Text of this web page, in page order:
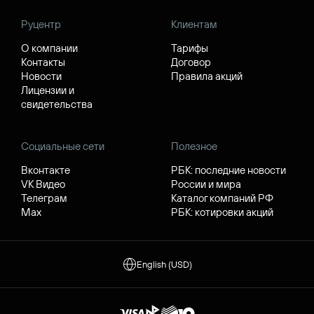
Руцентр
О компании
Контакты
Новости
Лицензии и
свидетельства
Клиентам
Тарифы
Договор
Правила акций
Социальные сети
Вконтакте
VK Видео
Телеграм
Max
Полезное
РБК: последние новости
России и мира
Каталог компаний РФ
РБК: котировки акций
English (USD)